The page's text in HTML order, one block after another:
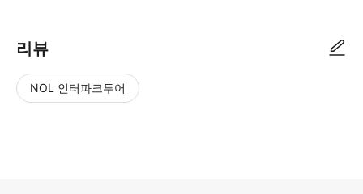
리뷰
NOL 인터파크투어